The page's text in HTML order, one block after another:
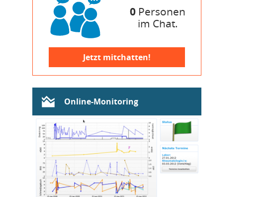
0 Personen
im Chat.
Jetzt mitchatten!
Online-Monitoring